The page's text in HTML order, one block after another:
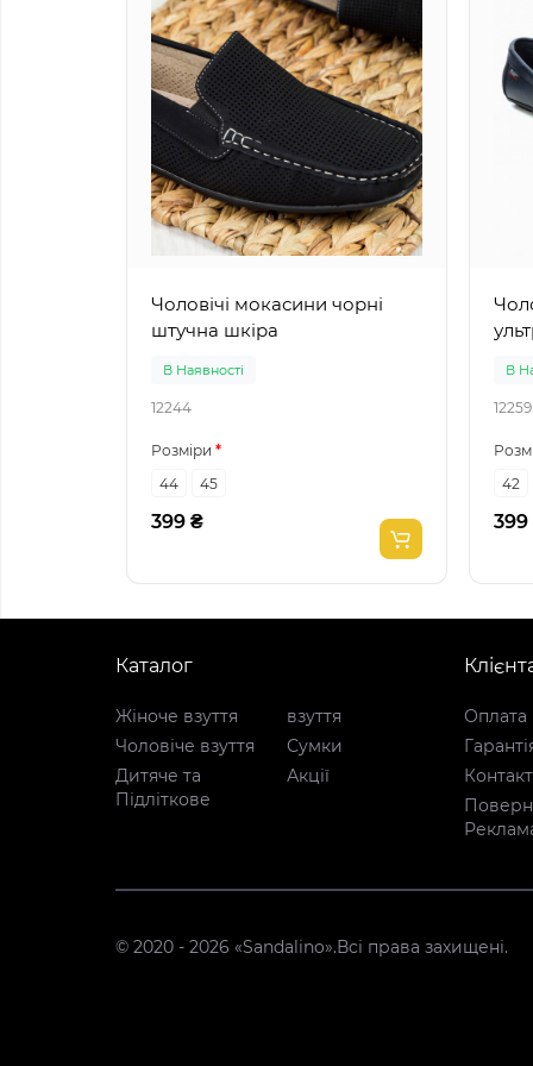
Чоловічі мокасини чорні
штучна шкіра
В Наявності
12244
Розміри
44
45
399 ₴
В
12259
42
399
Каталог
Жіноче взуття
Чоловіче взуття
Дитяче та
Підліткове
взуття
Сумки
Акції
Оплата
© 2020 - 2026 «Sandalino».Всі права захищені.